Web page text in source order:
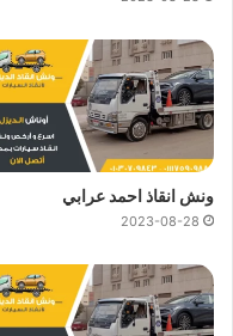
ونش انقاذ احمد عرابي
2023-08-28